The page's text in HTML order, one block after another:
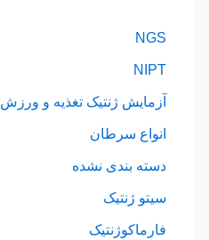
NGS
NIPT
آزمایش ژنتیک تغذیه و ورزش
انواع سرطان
دسته بندی نشده
سیتو ژنتیک
فارماکوژنتیک